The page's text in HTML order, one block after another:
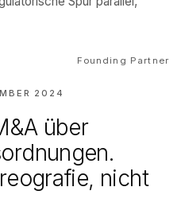
Founding Partner
2024
über
nicht